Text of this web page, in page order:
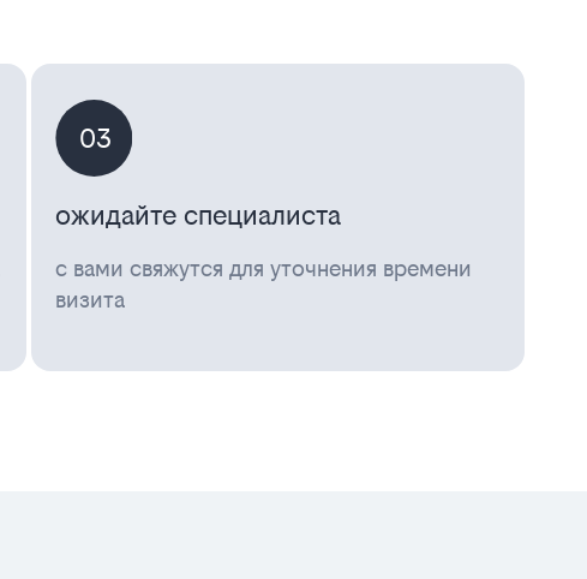
03
ожидайте специалиста
с вами свяжутся для уточнения времени
визита